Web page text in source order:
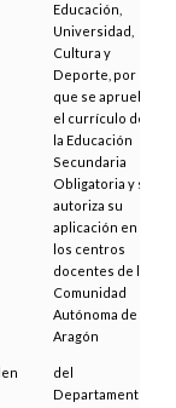
Educación,
Universidad,
Cultura y
Deporte, por la
que se aprueba
el currículo de
la Educación
Secundaria
Obligatoria y se
autoriza su
aplicación en
los centros
docentes de la
Comunidad
Autónoma de
Aragón
del
Departamento